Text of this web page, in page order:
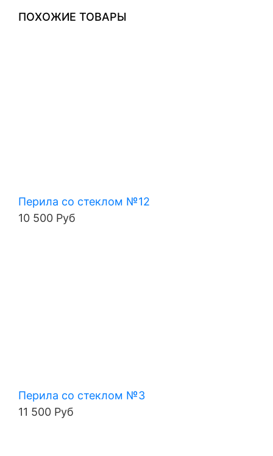
ПОХОЖИЕ ТОВАРЫ
Перила со стеклом №12
10 500 Руб
Перила со стеклом №3
11 500 Руб